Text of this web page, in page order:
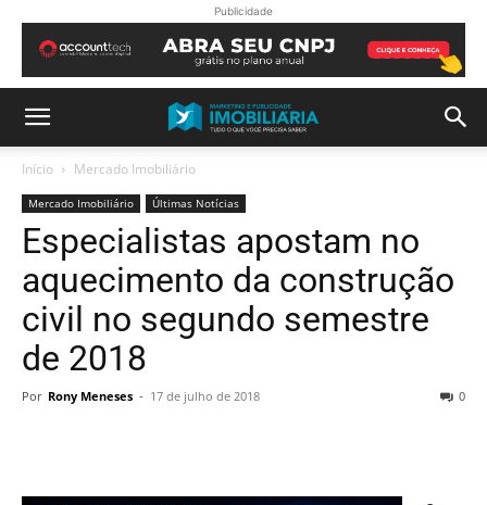
Publicidade
Início Mercado Imobiliário
Mercado Imobiliário Últimas Notícias
Especialistas apostam no
aquecimento da construção
civil no segundo semestre
de 2018
Por Rony Meneses - 17 de julho de 2018 0